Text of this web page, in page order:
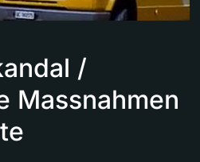
/
Massnahmen